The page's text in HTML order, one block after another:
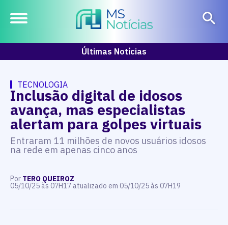
Últimas Notícias
TECNOLOGIA
Inclusão digital de idosos
avança, mas especialistas
alertam para golpes virtuais
Entraram 11 milhões de novos usuários idosos
na rede em apenas cinco anos
Por TERO QUEIROZ
05/10/25 às 07H17 atualizado em 05/10/25 às 07H19